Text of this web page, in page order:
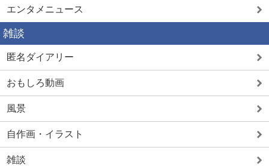
エンタメニュース
雑談
匿名ダイアリー
おもしろ動画
風景
自作画・イラスト
雑談